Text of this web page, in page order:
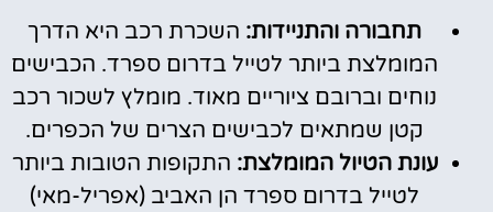
תחבורה והתניידות: השכרת רכב היא הדרך
המומלצת ביותר לטייל בדרום ספרד. הכבישים
נוחים וברובם ציוריים מאוד. מומלץ לשכור רכב
קטן שמתאים לכבישים הצרים של הכפרים.
עונת הטיול המומלצת: התקופות הטובות ביותר
לטייל בדרום ספרד הן האביב (אפריל-מאי)